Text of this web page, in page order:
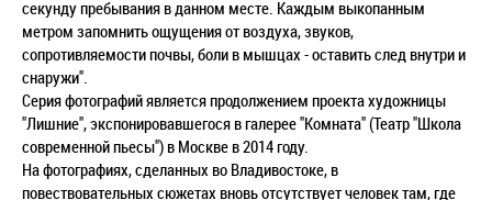
секунду пребывания в данном месте. Каждым выкопанным
метром запомнить ощущения от воздуха, звуков,
сопротивляемости почвы, боли в мышцах - оставить след внутри и
снаружи".
Серия фотографий является продолжением проекта художницы
"Лишние", экспонировавшегося в галерее "Комната" (Театр "Школа
современной пьесы") в Москве в 2014 году.
На фотографиях, сделанных во Владивостоке, в
повествовательных сюжетах вновь отсутствует человек там, где